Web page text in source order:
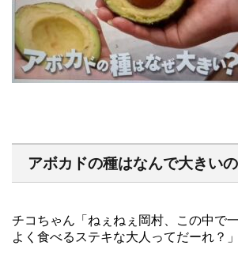
アボカドの種はなんで大きい
チコちゃん「ねぇねぇ岡村、この中で
よく食べるステキな大人ってだーれ？」